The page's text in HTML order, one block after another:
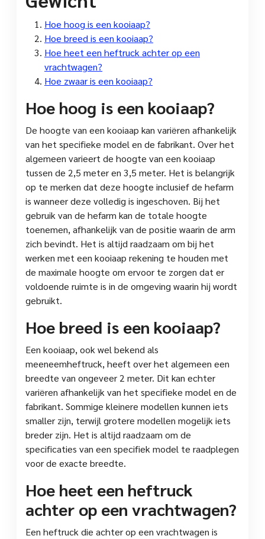
Hoe hoog is een kooiaap?
Hoe breed is een kooiaap?
Hoe heet een heftruck achter op een
vrachtwagen?
Hoe zwaar is een kooiaap?
Hoe hoog is een kooiaap?
De hoogte van een kooiaap kan variëren afhankelijk
van het specifieke model en de fabrikant. Over het
algemeen varieert de hoogte van een kooiaap
tussen de 2,5 meter en 3,5 meter. Het is belangrijk
op te merken dat deze hoogte inclusief de hefarm
is wanneer deze volledig is ingeschoven. Bij het
gebruik van de hefarm kan de totale hoogte
toenemen, afhankelijk van de positie waarin de arm
zich bevindt. Het is altijd raadzaam om bij het
werken met een kooiaap rekening te houden met
de maximale hoogte om ervoor te zorgen dat er
voldoende ruimte is in de omgeving waarin hij wordt
gebruikt.
Hoe breed is een kooiaap?
Een kooiaap, ook wel bekend als
meeneemheftruck, heeft over het algemeen een
breedte van ongeveer 2 meter. Dit kan echter
variëren afhankelijk van het specifieke model en de
fabrikant. Sommige kleinere modellen kunnen iets
smaller zijn, terwijl grotere modellen mogelijk iets
breder zijn. Het is altijd raadzaam om de
specificaties van een specifiek model te raadplegen
voor de exacte breedte.
Hoe heet een heftruck
achter op een vrachtwagen?
Een heftruck die achter op een vrachtwagen is